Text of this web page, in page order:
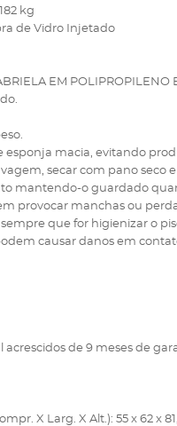
kg
de Vidro Injetado
EM POLIPROPILENO
macia, evitando
secar com pano seco
mantendo-o guardado
provocar manchas ou
que for higienizar o
causar danos em
acrescidos de 9 meses de
X Larg. X Alt.): 55 x 62 x